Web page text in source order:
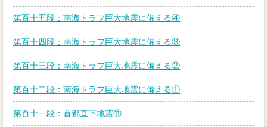
第百十五段：南海トラフ巨大地震に備える④
第百十四段：南海トラフ巨大地震に備える③
第百十三段：南海トラフ巨大地震に備える②
第百十二段：南海トラフ巨大地震に備える①
第百十一段：首都直下地震⑪